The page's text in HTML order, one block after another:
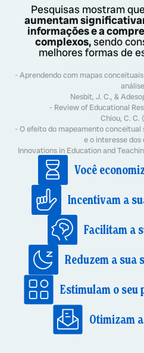
Pesquisas mostram
aumentam
informações e a
complexos,sendo
melhores formas de
- Aprendendo com mapas
Nesbit, J. C., &
- Review of Educational
Chiou, C. C.
- O efeito do mapeamento
e o interesse dos
Innovations in Education and
Você
Incentivam a
Facilitam a
Reduzem a
Estimulam o seu
Otimizam